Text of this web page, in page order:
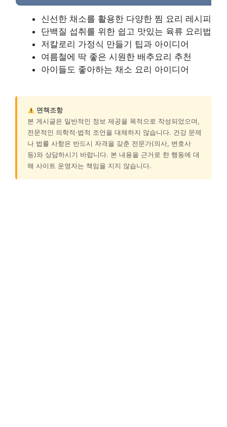
신선한 채소를 활용한 다양한 찜 요리 레시피
단백질 섭취를 위한 쉽고 맛있는 육류 요리법
저칼로리 가정식 만들기 팁과 아이디어
여름철에 딱 좋은 시원한 배추요리 추천
아이들도 좋아하는 채소 요리 아이디어
면책조항
본 게시글은 일반적인 정보 제공을 목적으로 작성되었으며,
전문적인 의학적·법적 조언을 대체하지 않습니다. 건강 문제
나 법률 사항은 반드시 자격을 갖춘 전문가(의사, 변호사
등)와 상담하시기 바랍니다. 본 내용을 근거로 한 행동에 대
해 사이트 운영자는 책임을 지지 않습니다.